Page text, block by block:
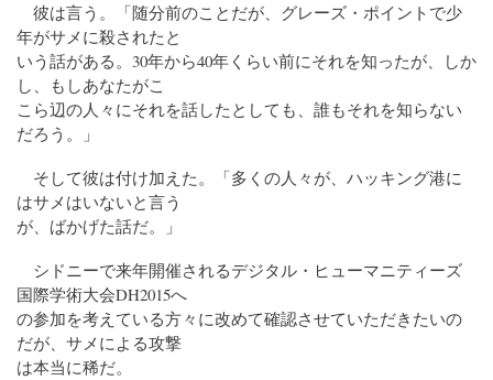
彼は言う。「随分前のことだが、グレーズ・ポイントで少
年がサメに殺されたと
いう話がある。30年から40年くらい前にそれを知ったが、しか
し、もしあなたがこ
こら辺の人々にそれを話したとしても、誰もそれを知らない
だろう。」
そして彼は付け加えた。「多くの人々が、ハッキング港に
はサメはいないと言う
が、ばかげた話だ。」
シドニーで来年開催されるデジタル・ヒューマニティーズ
国際学術大会DH2015へ
の参加を考えている方々に改めて確認させていただきたいの
だが、サメによる攻撃
は本当に稀だ。